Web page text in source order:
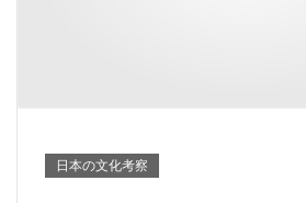
日本の文化考察